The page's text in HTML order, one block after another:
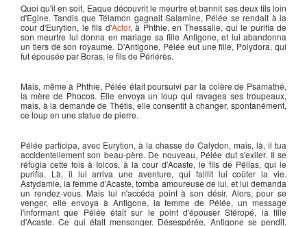
Quoi qu'il en soit, Eaque découvrit le meurtre et bannit ses deux fils loin
d'Egine. Tandis que Télamon gagnait Salamine, Pélée se rendait à la
cour d'Eurytion, le fils d'Actor, à Phthie, en Thessalie, qui le purifia de
son meurtre lui donna en mariage sa fille Antigone, et lui abandonna
un tiers de son royaume. D'Antigone, Pélée eut une fille, Polydora, qui
fut épousée par Boras, le fils de Périérès.
Mais, même à Phthie, Pélée était poursuivi par la colère de Psamathé,
la mère de Phocos. Elle envoya un loup qui ravagea ses troupeaux,
mais, à la demande de Thétis, elle consentit à changer, spontanément,
ce loup en une statue de pierre.
Pélée participa, avec Eurytion, à la chasse de Calydon, mais, là, il tua
accidentellement son beau-père. De nouveau, Pélée dut s'exiler. Il se
réfugia cette fois à Iolcos, à la cour d'Acaste, le fils de Pélias, qui le
purifia. Là, il lui arriva une aventure, qui faillit lui coûter la vie.
Astydamie, la femme d'Acaste, tomba amoureuse de lui, et lui demanda
un rendez-vous. Mais lui n'accéda point à son désir. Alors, pour se
venger, elle envoya à Antigone, la femme de Pélée, un message
l'informant que Pélée était sur le point d'épouser Stéropé, la fille
d'Acaste. Ce qui était mensonger. Désespérée, Antigone se pendit.